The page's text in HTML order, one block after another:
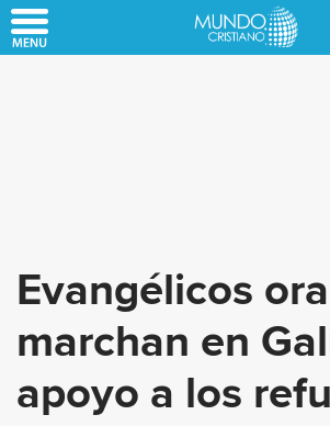
to
Evangélicos
marchan en
apoyo a los